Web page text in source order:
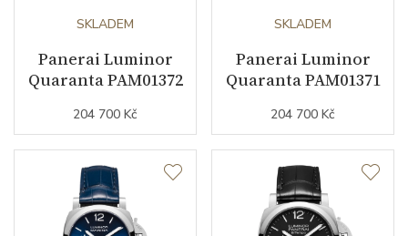
Indexy číselníku indexy / arabské číslice
Řemínek / Spona
Materiál řemínku nerezová ocel
Barva řemínku ocelový tah
SKLADEM
Panerai Luminor
Quaranta PAM01372
204 700 Kč
SKLADEM
Panerai Luminor
Quaranta PAM01371
204 700 Kč